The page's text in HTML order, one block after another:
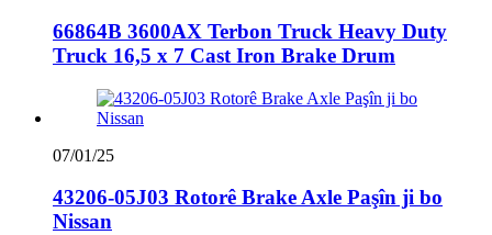
66864B 3600AX Terbon Truck Heavy Duty
Truck 16,5 x 7 Cast Iron Brake Drum
07/01/25
43206-05J03 Rotorê Brake Axle Paşîn ji bo
Nissan